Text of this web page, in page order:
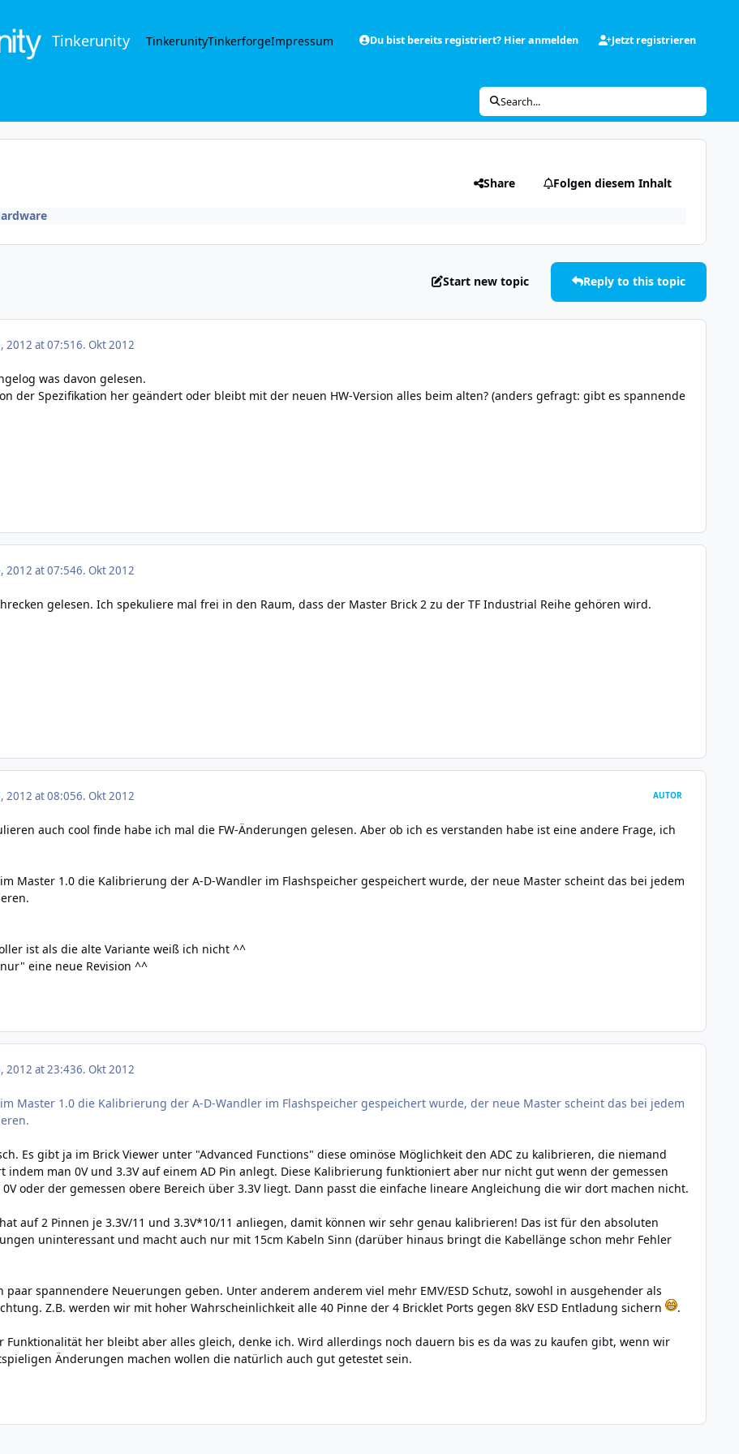
Tinkerunity TinkerunityTinkerforgeImpressum Du bist bereits registriert? Hier anmelden Jetzt registrieren
Search...
Share Folgen diesem Inhalt
Start new topic Reply to this topic
2012 at 07:516. Okt 2012
was davon gelesen.
der Spezifikation her geändert oder bleibt mit der neuen HW-Version alles beim alten? (anders gefragt: gibt es spannende
2012 at 07:546. Okt 2012
gelesen. Ich spekuliere mal frei in den Raum, dass der Master Brick 2 zu der TF Industrial Reihe gehören wird.
2012 at 08:056. Okt 2012 AUTOR
auch cool finde habe ich mal die FW-Änderungen gelesen. Aber ob ich es verstanden habe ist eine andere Frage, ich
Master 1.0 die Kalibrierung der A-D-Wandler im Flashspeicher gespeichert wurde, der neue Master scheint das bei jedem
ist als die alte Variante weiß ich nicht ^^
eine neue Revision ^^
2012 at 23:436. Okt 2012
Master 1.0 die Kalibrierung der A-D-Wandler im Flashspeicher gespeichert wurde, der neue Master scheint das bei jedem
Es gibt ja im Brick Viewer unter "Advanced Functions" diese ominöse Möglichkeit den ADC zu kalibrieren, die niemand
indem man 0V und 3.3V auf einem AD Pin anlegt. Diese Kalibrierung funktioniert aber nur nicht gut wenn der gemessen
oder der gemessen obere Bereich über 3.3V liegt. Dann passt die einfache lineare Angleichung die wir dort machen nicht.
auf 2 Pinnen je 3.3V/11 und 3.3V*10/11 anliegen, damit können wir sehr genau kalibrieren! Das ist für den absoluten
uninteressant und macht auch nur mit 15cm Kabeln Sinn (darüber hinaus bringt die Kabellänge schon mehr Fehler
paar spannendere Neuerungen geben. Unter anderem anderem viel mehr EMV/ESD Schutz, sowohl in ausgehender als
Z.B. werden wir mit hoher Wahrscheinlichkeit alle 40 Pinne der 4 Bricklet Ports gegen 8kV ESD Entladung sichern
.
Funktionalität her bleibt aber alles gleich, denke ich. Wird allerdings noch dauern bis es da was zu kaufen gibt, wenn wir
Änderungen machen wollen die natürlich auch gut getestet sein.